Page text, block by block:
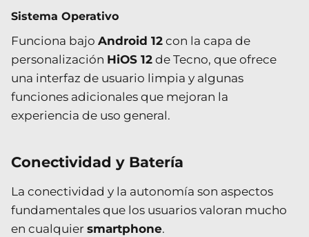
Sistema Operativo
Funciona bajo Android 12 con la capa de
personalización HiOS 12 de Tecno, que ofrece
una interfaz de usuario limpia y algunas
funciones adicionales que mejoran la
experiencia de uso general.
Conectividad y Batería
La conectividad y la autonomía son aspectos
fundamentales que los usuarios valoran mucho
en cualquier smartphone.